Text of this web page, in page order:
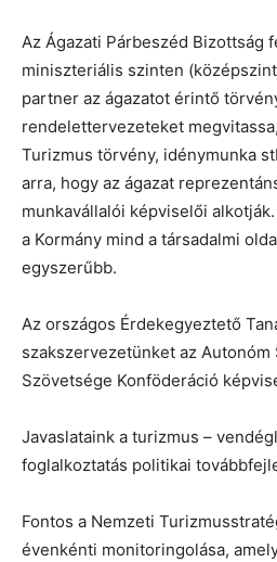
Az Ágazati Párbeszéd Bizottság
miniszteriális szinten
partner az ágazatot érintő
rendelettervezeteket
Turizmus törvény, idénymunka
arra, hogy az ágazat
munkavállalói képviselői
a Kormány mind a társadalmi
egyszerűbb.
Az országos Érdekegyeztető
szakszervezetünket az
Szövetsége Konföderáció
Javaslataink a turizmus –
foglalkoztatás politikai
Fontos a Nemzeti
évenkénti monitoringolása,